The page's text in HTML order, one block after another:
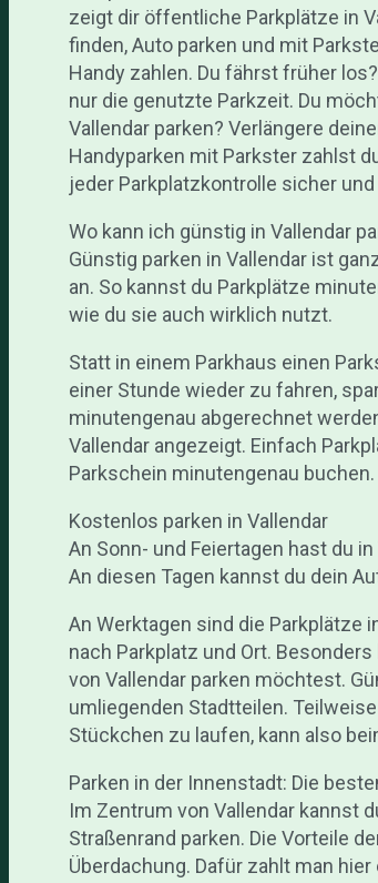
zeigt dir öffentliche Parkplätze in
finden, Auto parken und mit
Handy zahlen. Du fährst früher
nur die genutzte Parkzeit. Du
Vallendar parken? Verlängere
Handyparken mit Parkster zahlst
jeder Parkplatzkontrolle sicher
Wo kann ich günstig in Vallendar
Günstig parken in Vallendar ist
an. So kannst du Parkplätze
wie du sie auch wirklich nutzt.
Statt in einem Parkhaus einen
einer Stunde wieder zu fahren,
minutengenau abgerechnet
Vallendar angezeigt. Einfach
Parkschein minutengenau
Kostenlos parken in Vallendar
An Sonn- und Feiertagen hast du
An diesen Tagen kannst du dein
An Werktagen sind die Parkplätze
nach Parkplatz und Ort.
von Vallendar parken möchtest.
umliegenden Stadtteilen.
Stückchen zu laufen, kann also
Parken in der Innenstadt: Die
Im Zentrum von Vallendar kannst
Straßenrand parken. Die Vorteile
Überdachung. Dafür zahlt man